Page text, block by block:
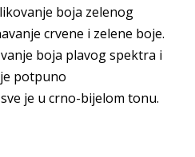
boja zelenog
crvene i zelene boje.
boja plavog spektra i
potpuno
je u crno-bijelom tonu.